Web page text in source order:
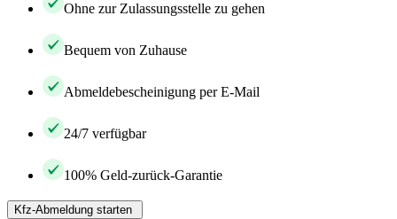
Ohne zur Zulassungsstelle zu gehen
Bequem von Zuhause
Abmeldebescheinigung per E-Mail
24/7 verfügbar
100% Geld-zurück-Garantie
Kfz-Abmeldung starten